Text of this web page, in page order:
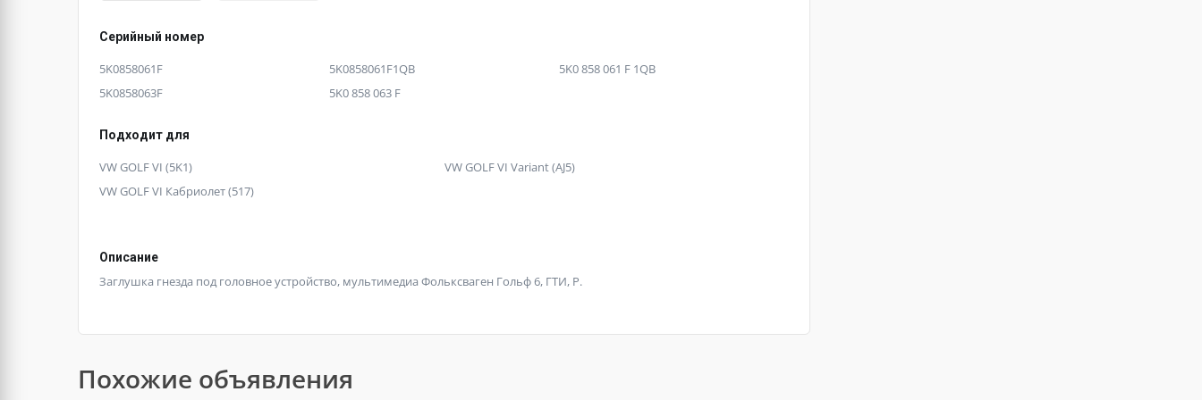
Серийный номер
5K0858061F 5K0858061F1QB
5K0 858 061 F 1QB
5K0858063F
5K0 858 063 F
Подходит для
VW GOLF VI (5K1)
VW GOLF VI Variant (AJ5)
VW GOLF VI Кабриолет (517)
Описание
Заглушка гнезда под головное устройство, мультимедиа Фольксваген Гольф 6, ГТИ, Р.
Похожие объявления